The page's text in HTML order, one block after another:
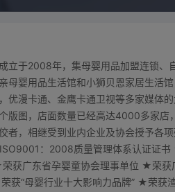
立于2008年，集母婴用品加盟连锁
母婴用品生活馆和小狮贝恩家居生活
优漫卡通、金鹰卡通卫视等多家媒体
版图，店面数量已经高达4000多家
者，相继受到业内企业及协会授予各
：2008质量管理体系认证证
荣获广东省孕婴童协会理事单位 ★荣
获“母婴行业十大影响力品牌” ★荣获